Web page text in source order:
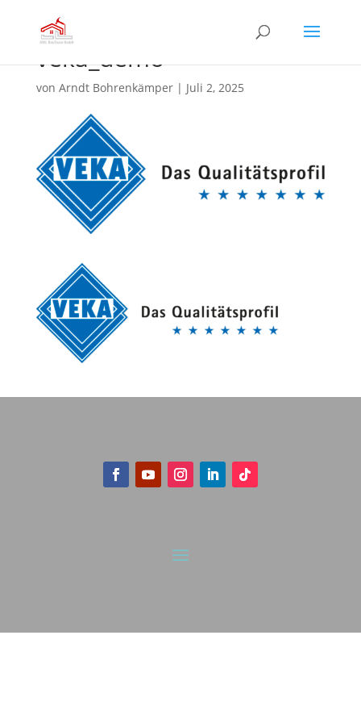
veka_demo
von Arndt Bohrenkämper| Juli 2, 2025